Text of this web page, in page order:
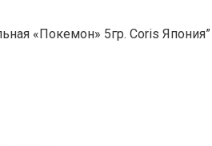
«Покемон» 5гр. Coris Япония”